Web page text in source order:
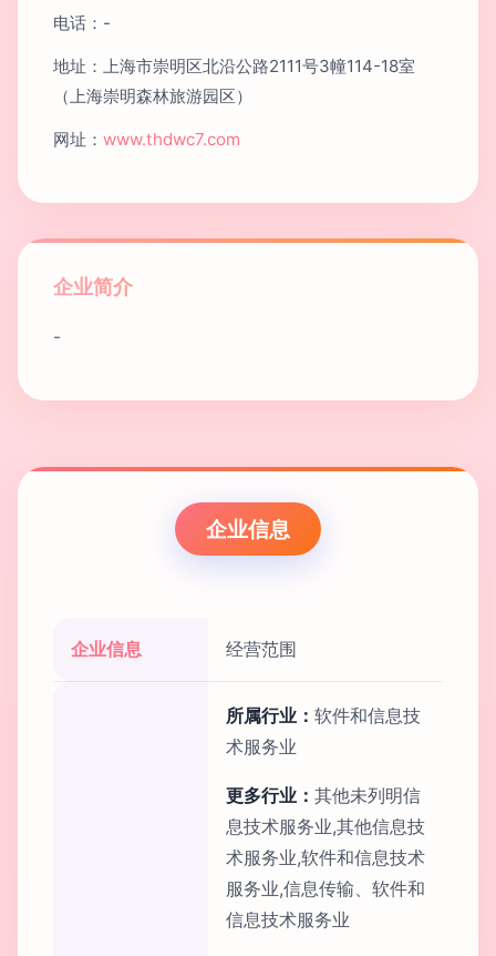
电话：-
地址：上海市崇明区北沿公路2111号3幢114-18室
（上海崇明森林旅游园区）
网址： www.thdwc7.com
企业简介
-
企业信息
企业信息 经营范围
所属行业： 软件和信息技
术服务业
更多行业： 其他未列明信
息技术服务业,其他信息技
术服务业,软件和信息技术
服务业,信息传输、软件和
信息技术服务业